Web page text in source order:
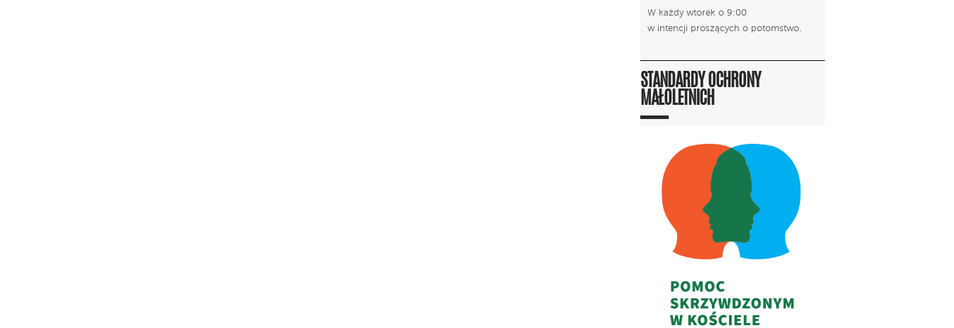
W każdy wtorek o 9:00
w intencji proszących o potomstwo.
STANDARDY OCHRONY
MAŁOLETNICH